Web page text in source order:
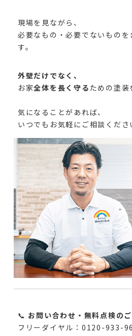
現場を見ながら、
必要なもの・必要でないものを
す。
外壁だけでなく、
お家全体を長く守る ための塗装
気になることがあれば、
いつでもお気軽にご相談くださ
📞 お問い合わせ・無料点検の
フリーダイヤル：0120-933-